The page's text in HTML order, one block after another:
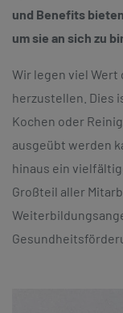
und Benefits
um sie an sich zu
Wir legen viel Wert
herzustellen. Dies
Kochen oder
ausgeübt werden
hinaus ein
Großteil aller